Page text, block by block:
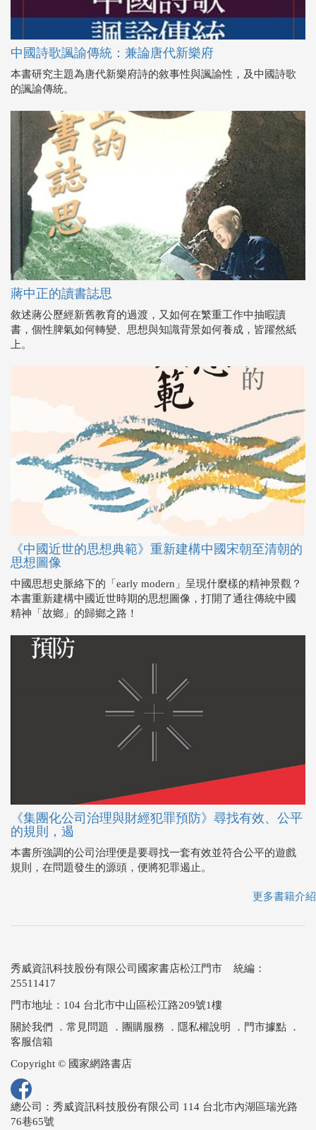
中國詩歌諷諭傳統：兼論唐代新樂府
本書研究主題為唐代新樂府詩的敘事性與諷諭性，及中國詩歌
的諷諭傳統。
蔣中正的讀書誌思
敘述蔣公歷經新舊教育的過渡，又如何在繁重工作中抽暇讀
書，個性脾氣如何轉變、思想與知識背景如何養成，皆躍然紙
上。
《中國近世的思想典範》重新建構中國宋朝至清朝的
思想圖像
中國思想史脈絡下的「early modern」呈現什麼樣的精神景觀？
本書重新建構中國近世時期的思想圖像，打開了通往傳統中國
精神「故鄉」的歸鄉之路！
《集團化公司治理與財經犯罪預防》尋找有效、公平
的規則，遏
本書所強調的公司治理便是要尋找一套有效並符合公平的遊戲
規則，在問題發生的源頭，便將犯罪遏止。
更多書籍介紹
秀威資訊科技股份有限公司國家書店松江門市 統編：
25511417
門市地址：104 台北市中山區松江路209號1樓
關於我們
． 常見問題 ． 團購服務 ． 隱私權說明 ． 門市據點 ．
客服信箱
Copyright © 國家網路書店
總公司：秀威資訊科技股份有限公司 114 台北市內湖區瑞光路
76巷65號